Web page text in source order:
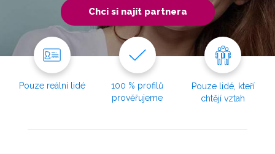
Chci si najít partnera
Pouze reální lidé
100 % profilů
prověřujeme
Pouze lidé, kteří
chtějí vztah